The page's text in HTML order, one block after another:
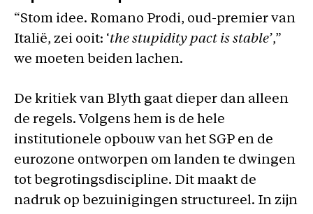
“Stom idee. Romano Prodi, oud-premier van
Italië, zei ooit: ‘the stupidity pact is stable’,”
we moeten beiden lachen.
De kritiek van Blyth gaat dieper dan alleen
de regels. Volgens hem is de hele
institutionele opbouw van het SGP en de
eurozone ontworpen om landen te dwingen
tot begrotingsdiscipline. Dit maakt de
nadruk op bezuinigingen structureel. In zijn